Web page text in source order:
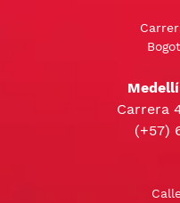
Carrera
(+57)